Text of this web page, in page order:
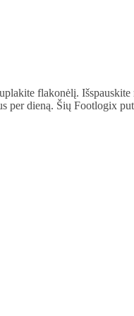
flakonėlį.
per dieną. Šių Footlogix